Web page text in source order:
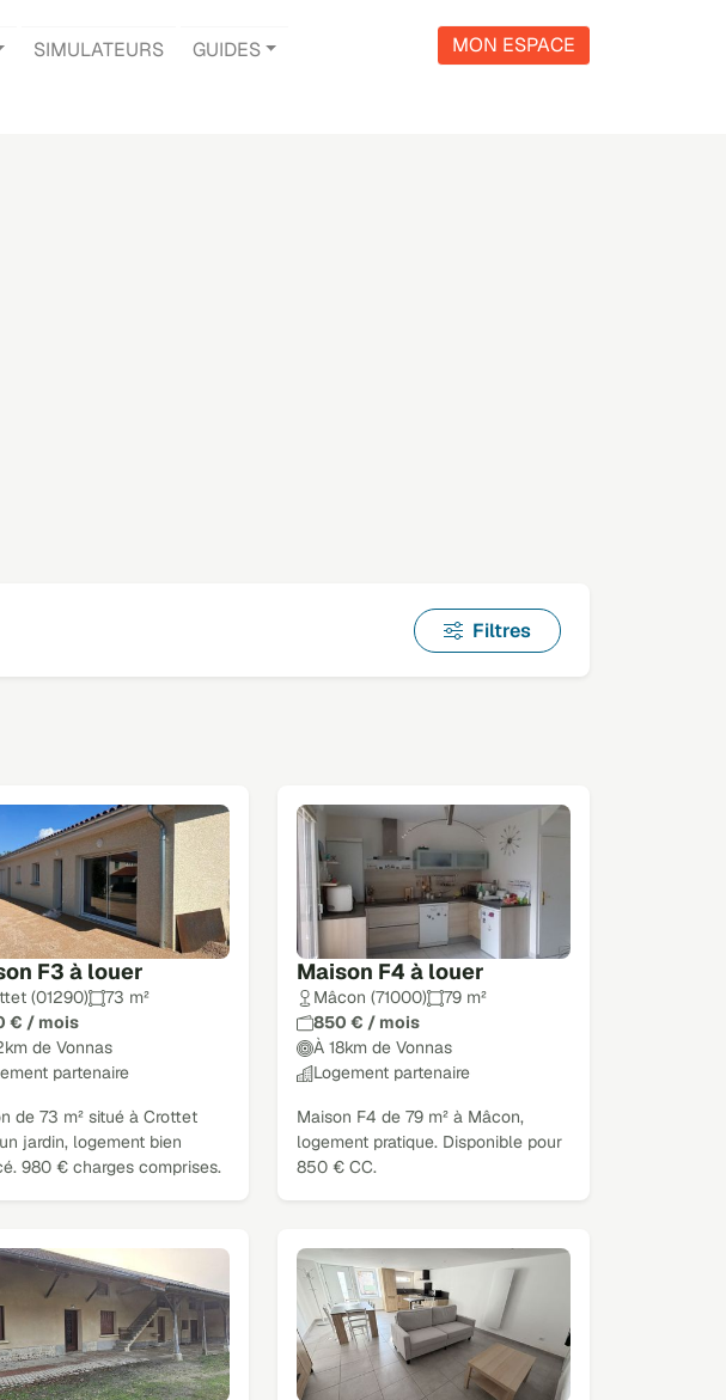
SIMULATEURS GUIDES MON ESPACE
Filtres
F3 à louer
(01290)
73 m²
€ / mois
de Vonnas
partenaire
de 73 m² situé à Crottet
jardin, logement bien
980 € charges comprises.
Maison F4 à louer
Mâcon (71000)
79 m²
850 € / mois
À 18km de Vonnas
Logement partenaire
Maison F4 de 79 m² à Mâcon,
logement pratique. Disponible pour
850 € CC.